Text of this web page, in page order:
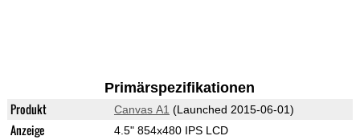
Primärspezifikationen
Produkt Canvas A1 (Launched 2015-06-01)
Anzeige 4.5" 854x480 IPS LCD